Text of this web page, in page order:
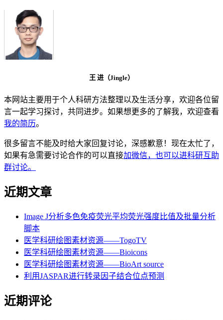
王 进（Jingle）
本网站主要用于个人科研方法整理以及生活分享，欢迎各位留
言一起学习探讨，共同进步。如果想更多的了解我，欢迎查看
我的简历。
很多留言不能及时给大家回复讨论，深感歉意！现在太忙了，
如果有急需要讨论合作的可以直接加微信，也可以进科研互助
群讨论。
近期文章
Image J分析多色免疫荧光平均荧光强度比值及批量分析
脚本
医学科研绘图素材资源——TogoTV
医学科研绘图素材资源——Bioicons
医学科研绘图素材资源——BioArt source
利用JASPAR进行转录因子结合位点预测
近期评论